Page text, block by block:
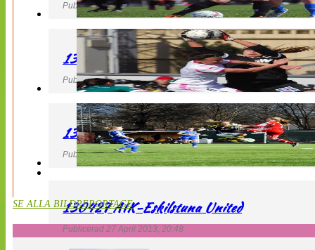
Publicerad 27 April 2013, 22:40
130427 IF Limhamn Bunkeflo – QBIK
Publicerad 27 April 2013, 21:10
130427 LdB FC Malmö – Mallbackens IF
Publicerad 27 April 2013, 20:54
130427 AIK-Eskilstuna United
Publicerad 27 April 2013, 20:48
SE ALLA BILDREPORTAGE